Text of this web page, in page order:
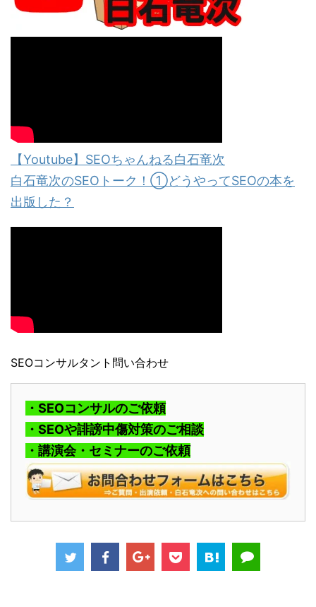
【Youtube】SEOちゃんねる白石竜次
白石竜次のSEOトーク！①どうやってSEOの本を
出版した？
SEOコンサルタント問い合わせ
・SEOコンサルのご依頼
・SEOや誹謗中傷対策のご相談
・講演会・セミナーのご依頼